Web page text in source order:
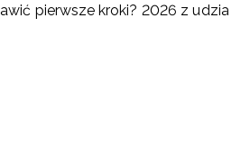
pierwsze kroki? 2026 z